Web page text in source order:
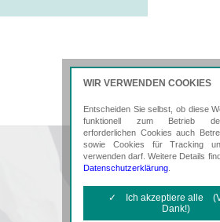
WIR VERWENDEN COOKIES
Entscheiden Sie selbst, ob diese
funktionell zum Betrieb
erforderlichen Cookies auch
sowie Cookies für Tracking
verwenden darf. Weitere Details
Datenschutzerklärung
✓ Ich akzeptiere alle
Dank!)